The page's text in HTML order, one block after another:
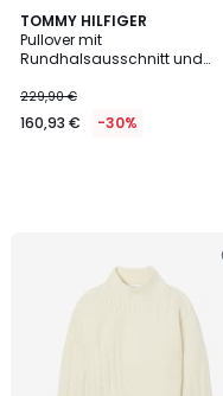
TOMMY HILFIGER
Pullover mit
Rundhalsausschnitt und
229,90 €
160,93 € -30%